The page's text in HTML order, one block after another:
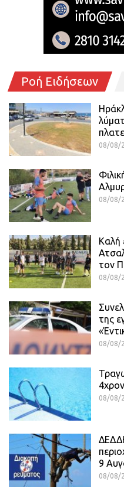
Ροή Ειδήσεων
08/08/
08/08/
Καλή
τον
08/08/
της
08/08/
08/08/
9
08/08/